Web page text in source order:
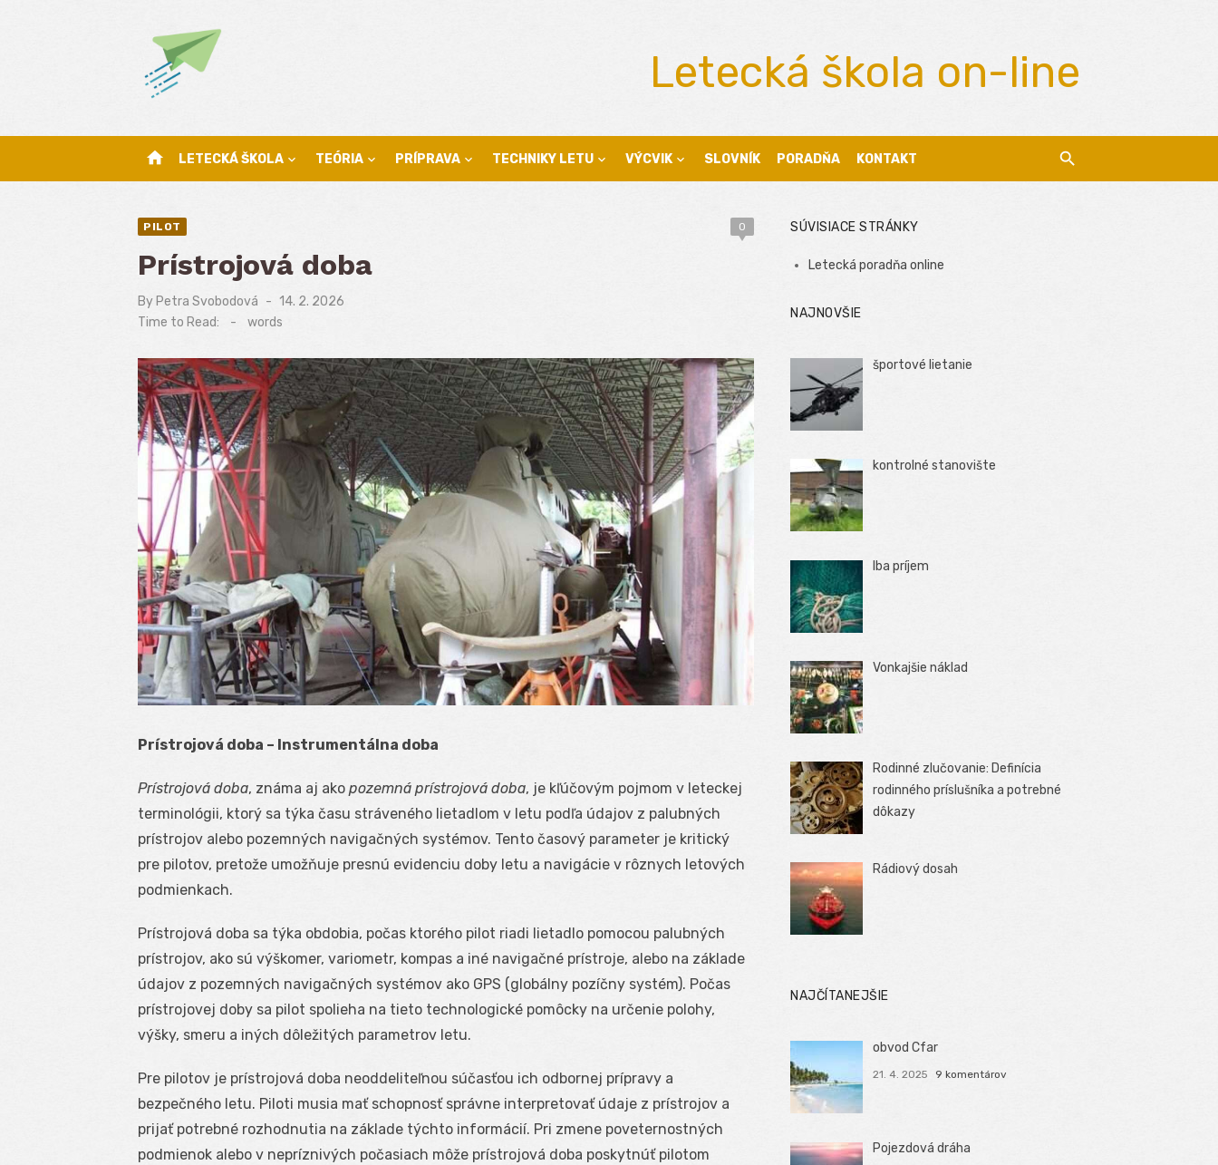
Letecká škola on-line
home LETECKÁ ŠKOLA TEÓRIA PRÍPRAVA TECHNIKY LETU VÝCVIK SLOVNÍK PORADŇA KONTAKT
PILOT 0
Prístrojová doba
By Petra Svobodová
Posted
on
14. 2. 2026
Time to Read:
- words
Prístrojová doba – Instrumentálna doba
Prístrojová doba, známa aj ako pozemná prístrojová doba, je kľúčovým pojmom v leteckej
terminológii, ktorý sa týka času stráveného lietadlom v letu podľa údajov z palubných
prístrojov alebo pozemných navigačných systémov. Tento časový parameter je kritický
pre pilotov, pretože umožňuje presnú evidenciu doby letu a navigácie v rôznych letových
podmienkach.
Prístrojová doba sa týka obdobia, počas ktorého pilot riadi lietadlo pomocou palubných
prístrojov, ako sú výškomer, variometr, kompas a iné navigačné prístroje, alebo na základe
údajov z pozemných navigačných systémov ako GPS (globálny pozíčny systém). Počas
prístrojovej doby sa pilot spolieha na tieto technologické pomôcky na určenie polohy,
výšky, smeru a iných dôležitých parametrov letu.
Pre pilotov je prístrojová doba neoddeliteľnou súčasťou ich odbornej prípravy a
bezpečného letu. Piloti musia mať schopnosť správne interpretovať údaje z prístrojov a
prijať potrebné rozhodnutia na základe týchto informácií. Pri zmene poveternostných
podmienok alebo v nepríznivých počasiach môže prístrojová doba poskytnúť pilotom
SÚVISIACE STRÁNKY
Letecká poradňa online
NAJNOVŠIE
športové lietanie
kontrolné stanovište
Iba príjem
Vonkajšie náklad
Rodinné zlučovanie: Definícia
rodinného príslušníka a potrebné
dôkazy
Rádiový dosah
NAJČÍTANEJŠIE
obvod Cfar
21. 4. 2025 9 komentárov
Pojezdová dráha